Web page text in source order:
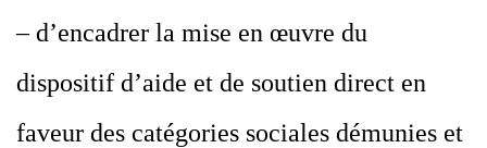
– d’encadrer la mise en œuvre du
dispositif d’aide et de soutien direct en
faveur des catégories sociales démunies et